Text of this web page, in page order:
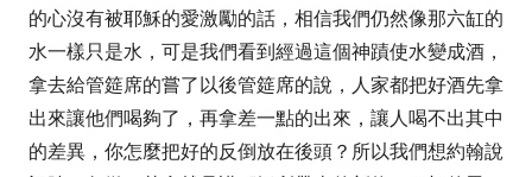
的心沒有被耶穌的愛激勵的話，相信我們仍然像那六缸的
水一樣只是水，可是我們看到經過這個神蹟使水變成酒，
拿去給管筵席的嘗了以後管筵席的說，人家都把好酒先拿
出來讓他們喝夠了，再拿差一點的出來，讓人喝不出其中
的差異，你怎麼把好的反倒放在後頭？所以我們想約翰說